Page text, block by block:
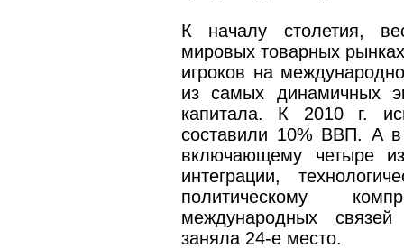
К началу столетия,
мировых товарных
игроков на
из самых динамичных
капитала. К 2010 г.
составили 10% ВВП. А в
включающему четыре
интеграции,
политическому
международных
заняла 24-е место.